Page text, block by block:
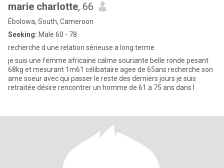
marie charlotte, 66
Ébolowa, South, Cameroon
Seeking: Male 60 - 78
recherche d une relation sérieuse a long terme
je suis une femme africaine calme souriante belle ronde pesant
68kg et mesurant 1m61 célibataire agee de 65ans recherche son
ame soeur avec qui passer le reste des derniers jours je suis
retraitée désire rencontrer un homme de 61 a 75 ans dans l